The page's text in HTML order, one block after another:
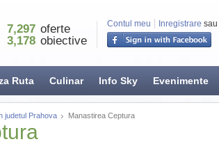
Contul meu Inregistrare sau
7,297 oferte
3,178 obiective
Ruta Culinar Info Sky Evenimente
judetul Prahova Manastirea Ceptura